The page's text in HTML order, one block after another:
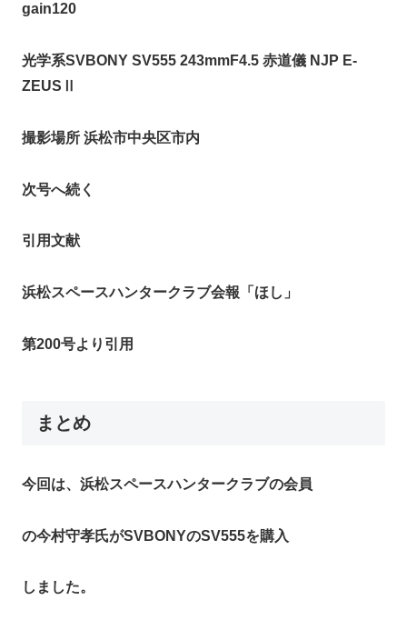
gain120
光学系SVBONY SV555 243mmF4.5 赤道儀 NJP E-
ZEUSⅡ
撮影場所 浜松市中央区市内
次号へ続く
引用文献
浜松スペースハンタークラブ会報「ほし」
第200号より引用
まとめ
今回は、浜松スペースハンタークラブの会員
の今村守孝氏がSVBONYのSV555を購入
しました。